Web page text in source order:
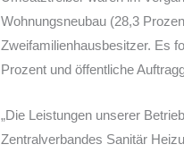
Wohnungsneubau (28,3
Zweifamilienhausbesitzer. Es
Prozent und öffentliche
„Die Leistungen unserer
Zentralverbandes Sanitär